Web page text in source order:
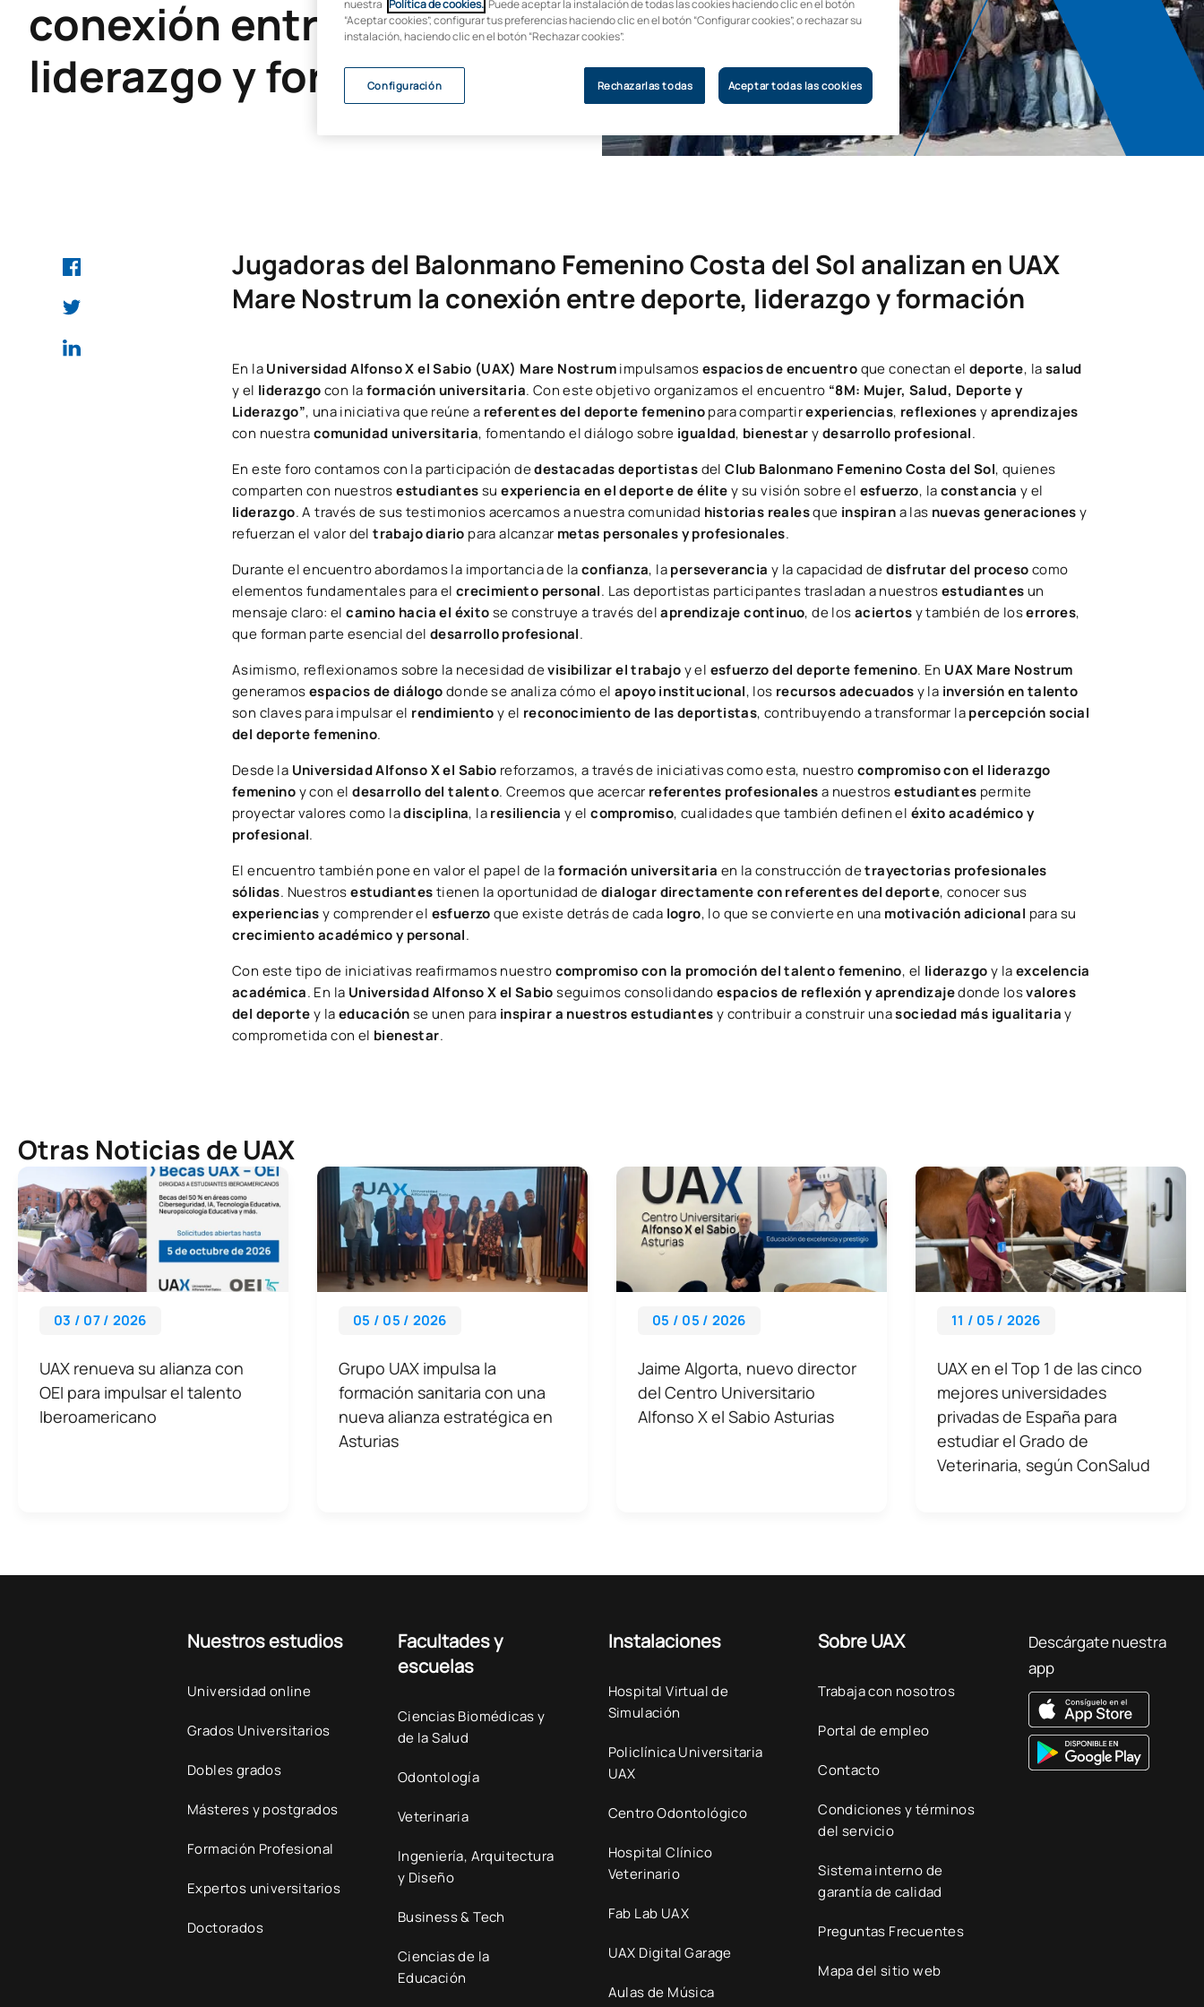
conexión entre deporte,
liderazgo y formación
Jugadoras del Balonmano Femenino Costa del Sol analizan en UAX
Mare Nostrum la conexión entre deporte, liderazgo y formación
En laUniversidad Alfonso X el Sabio (UAX) Mare Nostrumimpulsamosespacios de encuentroque conectan eldeporte, lasalud
y el liderazgocon laformación universitaria. Con este objetivo organizamos el encuentro “8M: Mujer, Salud, Deporte y
Liderazgo”, una iniciativa que reúne a referentes del deporte femeninopara compartirexperiencias, reflexionesyaprendizajes
con nuestracomunidad universitaria, fomentando el diálogo sobre igualdad, bienestarydesarrollo profesional.
En este foro contamos con la participación dedestacadas deportistasdelClub Balonmano Femenino Costa del Sol, quienes
comparten con nuestrosestudiantessuexperiencia en el deporte de élitey su visión sobre el esfuerzo, laconstancia y el
liderazgo. A través de sus testimonios acercamos a nuestra comunidad historias realesque inspirana las nuevas generacionesy
refuerzan el valor deltrabajo diario para alcanzar metas personales y profesionales.
Durante el encuentro abordamos la importancia de laconfianza, laperseverancia y la capacidad dedisfrutar del procesocomo
elementos fundamentales para el crecimiento personal. Las deportistas participantes trasladan a nuestrosestudiantes un
mensaje claro: elcamino hacia el éxitose construye a través delaprendizaje continuo, de losaciertosy también de loserrores,
que forman parte esencial del desarrollo profesional.
Asimismo, reflexionamos sobre la necesidad devisibilizar el trabajoy el esfuerzo del deporte femenino. En UAX Mare Nostrum
generamosespacios de diálogodonde se analiza cómo elapoyo institucional, los recursos adecuadosy la inversión en talento
son claves para impulsar el rendimientoy el reconocimiento de las deportistas, contribuyendo a transformar lapercepción social
del deporte femenino.
Desde la Universidad Alfonso X el Sabio reforzamos, a través de iniciativas como esta, nuestrocompromiso con el liderazgo
femeninoy con eldesarrollo del talento. Creemos que acercar referentes profesionalesa nuestrosestudiantes permite
proyectar valores como ladisciplina, laresiliencia y elcompromiso, cualidades que también definen el éxito académico y
profesional.
El encuentro también pone en valor el papel de laformación universitaria en la construcción detrayectorias profesionales
sólidas. Nuestrosestudiantestienen la oportunidad dedialogar directamente con referentes del deporte, conocer sus
experienciasy comprender el esfuerzoque existe detrás de cada logro, lo que se convierte en una motivación adicional para su
crecimiento académico y personal.
Con este tipo de iniciativas reafirmamos nuestrocompromiso con la promoción del talento femenino, el liderazgoy laexcelencia
académica. En la Universidad Alfonso X el Sabioseguimos consolidandoespacios de reflexión y aprendizajedonde losvalores
del deportey laeducaciónse unen para inspirar a nuestros estudiantesy contribuir a construir unasociedad más igualitariay
comprometida con el bienestar.
Otras Noticias de UAX
03 / 07 / 2026
UAX renueva su alianza con
OEI para impulsar el talento
Iberoamericano
05 / 05 / 2026
Grupo UAX impulsa la
formación sanitaria con una
nueva alianza estratégica en
Asturias
05 / 05 / 2026
Jaime Algorta, nuevo director
del Centro Universitario
Alfonso X el Sabio Asturias
11 / 05 / 2026
UAX en el Top 1 de las cinco
mejores universidades
privadas de España para
estudiar el Grado de
Veterinaria, según ConSalud
Nuestros estudios
Universidad online
Grados Universitarios
Dobles grados
Másteres y postgrados
Formación Profesional
Expertos universitarios
Doctorados
Facultades y
escuelas
Ciencias Biomédicas y
de la Salud
Odontología
Veterinaria
Ingeniería, Arquitectura
y Diseño
Business & Tech
Ciencias de la
Educación
Instalaciones
Hospital Virtual de
Simulación
Policlínica Universitaria
UAX
Centro Odontológico
Hospital Clínico
Veterinario
Fab Lab UAX
UAX Digital Garage
Aulas de Música
Sobre UAX
Trabaja con nosotros
Portal de empleo
Contacto
Condiciones y términos
del servicio
Sistema interno de
garantía de calidad
Preguntas Frecuentes
Mapa del sitio web
Descárgate nuestra
app
nuestra Política de cookies. . Puede aceptar la instalación de todas las cookies haciendo clic en el botón
“Aceptar cookies”, configurar tus preferencias haciendo clic en el botón “Configurar cookies”, o rechazar su
instalación, haciendo clic en el botón “Rechazar cookies”.
Rechazarlas todas Aceptar todas las cookies
Configuración